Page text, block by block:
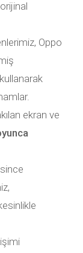
Oppo
ekran ve